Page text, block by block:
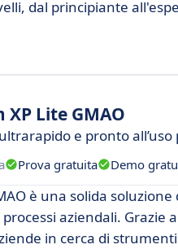
dal principiante
XP Lite GMAO
e pronto
Prova gratuita Demo
è una solida
aziendali.
in cerca di